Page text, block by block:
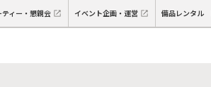
ティー・懇親会 イベント企画・運営 備品レンタル